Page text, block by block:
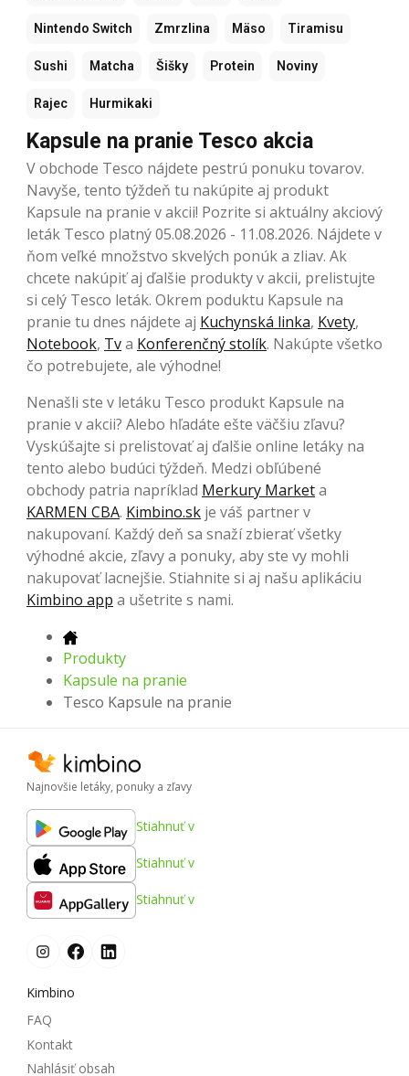
Nintendo Switch Zmrzlina Mäso Tiramisu
Sushi Matcha Šišky Protein Noviny
Rajec Hurmikaki
Kapsule na pranie Tesco akcia
V obchode Tesco nájdete pestrú ponuku tovarov.
Navyše, tento týždeň tu nakúpite aj produkt
Kapsule na pranie v akcii! Pozrite si aktuálny akciový
leták Tesco platný 05.08.2026 - 11.08.2026. Nájdete v
ňom veľké množstvo skvelých ponúk a zliav. Ak
chcete nakúpiť aj ďalšie produkty v akcii, prelistujte
si celý Tesco leták. Okrem poduktu Kapsule na
pranie tu dnes nájdete aj Kuchynská linka, Kvety,
Notebook, Tva Konferenčný stolík. Nakúpte všetko
čo potrebujete, ale výhodne!
Nenašli ste v letáku Tesco produkt Kapsule na
pranie v akcii? Alebo hľadáte ešte väčšiu zľavu?
Vyskúšajte si prelistovať aj ďalšie online letáky na
tento alebo budúci týždeň. Medzi obľúbené
obchody patria napríklad Merkury Marketa
KARMEN CBA. Kimbino.sk je váš partner v
nakupovaní. Každý deň sa snaží zbierať všetky
výhodné akcie, zľavy a ponuky, aby ste vy mohli
nakupovať lacnejšie. Stiahnite si aj našu aplikáciu
Kimbino app a ušetrite s nami.
Produkty
Kapsule na pranie
Tesco Kapsule na pranie
Najnovšie letáky, ponuky a zľavy
Stiahnuť v
Stiahnuť v
Stiahnuť v
Kimbino
FAQ
Kontakt
Nahlásiť obsah